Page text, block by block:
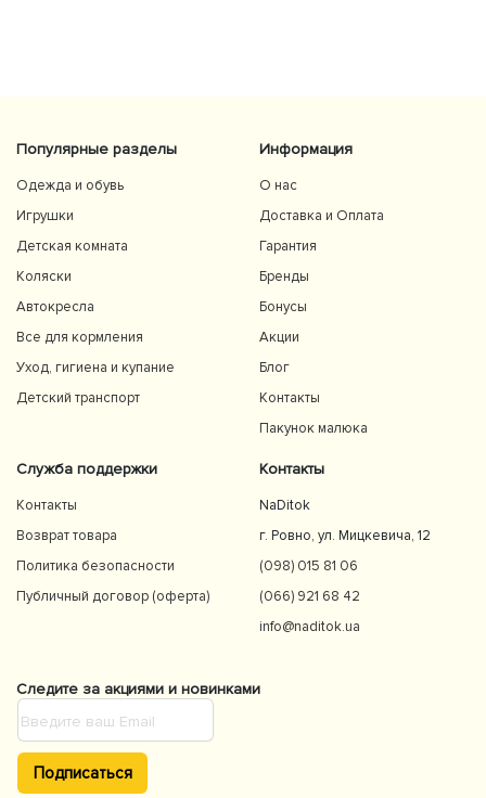
Популярные разделы
Одежда и обувь
Игрушки
Детская комната
Коляски
Автокресла
Все для кормления
Уход, гигиена и купание
Детский транспорт
Информация
О нас
Доставка и Оплата
Гарантия
Бренды
Бонусы
Акции
Блог
Контакты
Пакунок малюка
Служба поддержки
Контакты
Возврат товара
Политика безопасности
Публичный договор (оферта)
Контакты
NaDitok
г. Ровно, ул. Мицкевича, 12
(098) 015 81 06
(066) 921 68 42
info@naditok.ua
Следите за акциями и новинками
Подписаться